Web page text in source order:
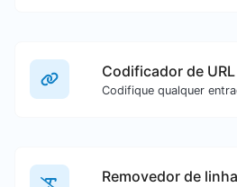
Codificador de URL